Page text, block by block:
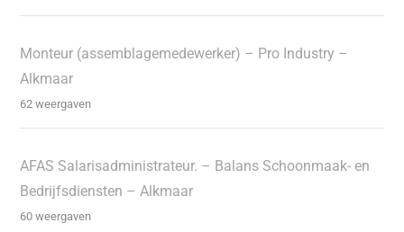
Monteur (assemblagemedewerker) – Pro Industry –
Alkmaar
62 weergaven
AFAS Salarisadministrateur. – Balans Schoonmaak- en
Bedrijfsdiensten – Alkmaar
60 weergaven